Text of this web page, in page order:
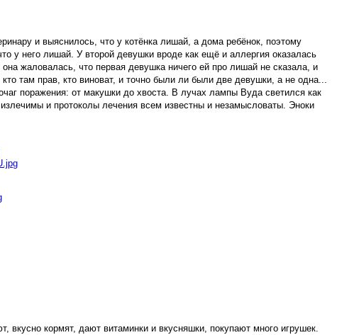
и выяснилось, что у котёнка лишай, а дома ребёнок, поэтому
у него лишай. У второй девушки вроде как ещё и аллергия оказалась
жаловалась, что первая девушка ничего ей про лишай не сказала, и
там прав, кто виноват, и точно были ли были две девушки, а не одна...
поражения: от макушки до хвоста. В лучах лампы Вуда светился как
и протоколы лечения всем известны и незамысловаты. Эноки
кормят, дают витаминки и вкусняшки, покупают много игрушек.